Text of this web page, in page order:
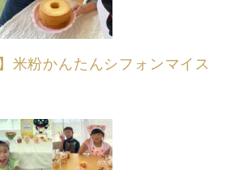
米粉かんたんシフォンマイス